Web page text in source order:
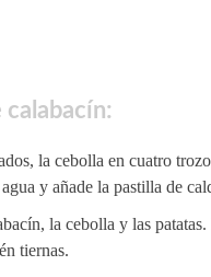
calabacín:
la cebolla en cuatro
y añade la pastilla de
la cebolla y las
tiernas.